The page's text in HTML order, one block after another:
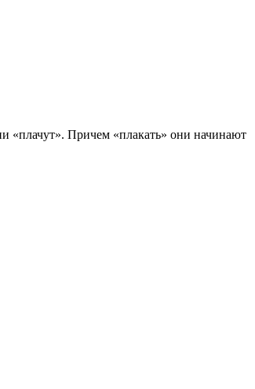
«плачут». Причем «плакать» они начинают